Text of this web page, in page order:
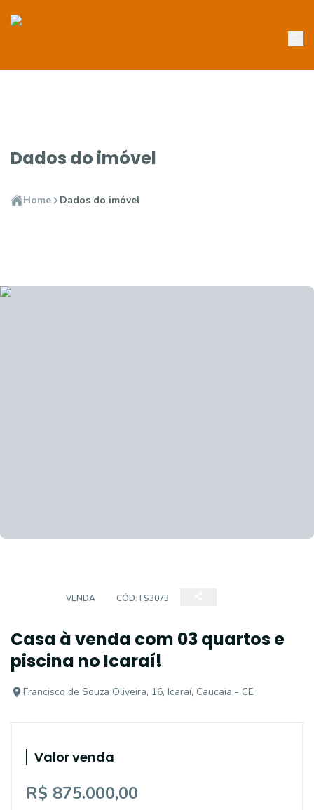
Dados do imóvel
Home Dados do imóvel
VENDA CÓD: FS3073
Casa à venda com 03 quartos e
piscina no Icaraí!
Francisco de Souza Oliveira, 16, Icaraí, Caucaia - CE
Valor venda
R$ 875.000,00